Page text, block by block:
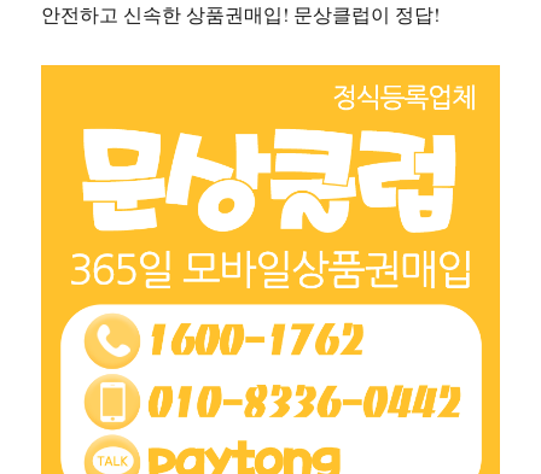
안전하고 신속한 상품권매입! 문상클럽이 정답!